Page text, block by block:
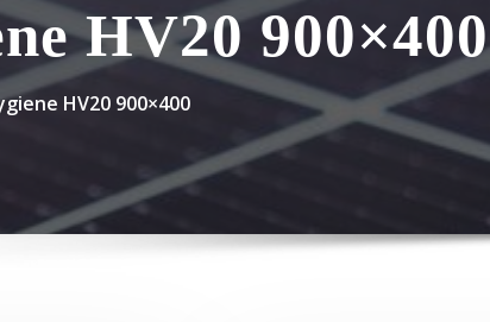
HV20 900×400
HV20 900×400